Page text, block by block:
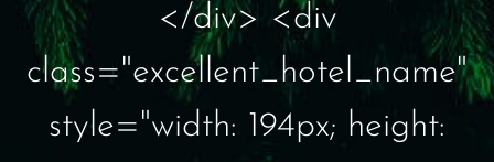
</div> <div
class="excellent_hotel_name"
style="width: 194px; height: